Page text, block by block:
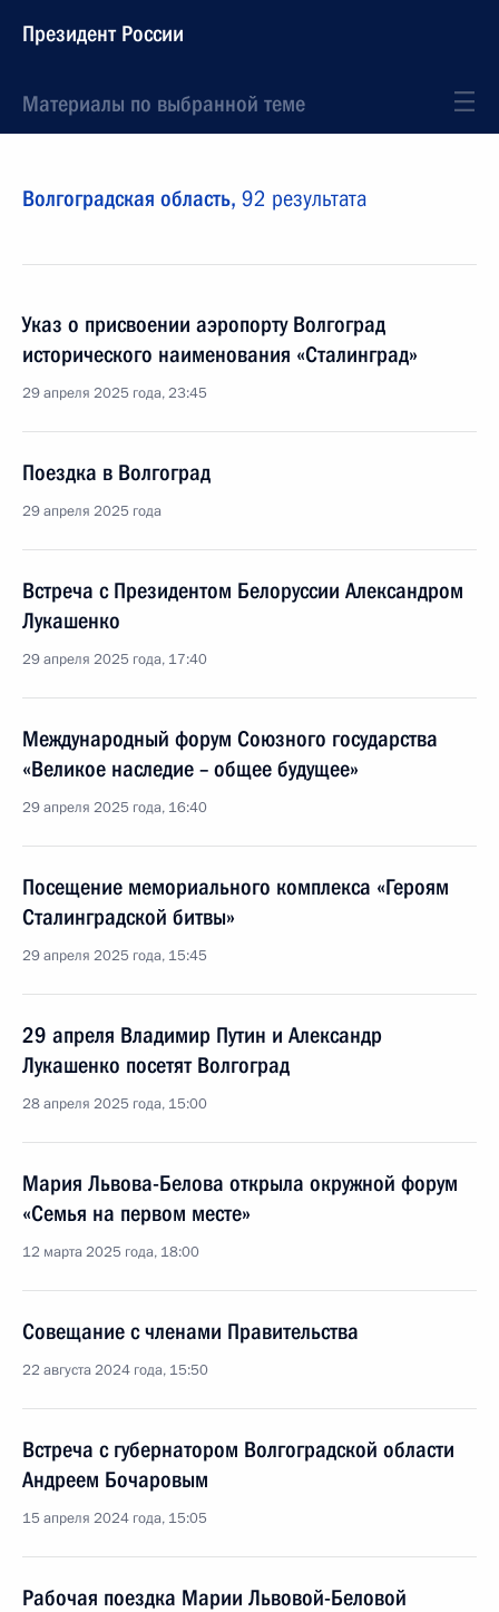
Президент России
Материалы по выбранной теме
Волгоградская область, 92 результата
Указ о присвоении аэропорту Волгоград
исторического наименования «Сталинград»
29 апреля 2025 года, 23:45
Поездка в Волгоград
29 апреля 2025 года
Встреча с Президентом Белоруссии Александром
Лукашенко
29 апреля 2025 года, 17:40
Международный форум Союзного государства
«Великое наследие – общее будущее»
29 апреля 2025 года, 16:40
Посещение мемориального комплекса «Героям
Сталинградской битвы»
29 апреля 2025 года, 15:45
29 апреля Владимир Путин и Александр
Лукашенко посетят Волгоград
28 апреля 2025 года, 15:00
Мария Львова-Белова открыла окружной форум
«Семья на первом месте»
12 марта 2025 года, 18:00
Совещание с членами Правительства
22 августа 2024 года, 15:50
Встреча с губернатором Волгоградской области
Андреем Бочаровым
15 апреля 2024 года, 15:05
Рабочая поездка Марии Львовой-Беловой